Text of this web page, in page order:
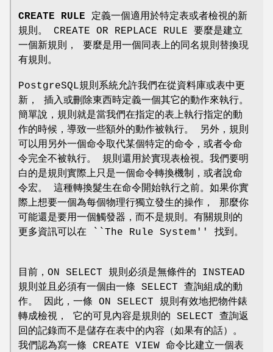
CREATE RULE 定義一個適用於特定表或者檢視的新
規則。 CREATE OR REPLACE RULE 要麼是建立
一個新規則， 要麼是用一個同表上的同名規則替換現
有規則。
PostgreSQL規則系統允許我們在從資料庫或表中更
新， 插入或刪除東西時定義一個其它的動作來執行。
簡單說，規則就是當我們在指定的表上執行指定的動
作的時候，導致一些額外的動作被執行。 另外，規則
可以用另外一個命令取代某個特定的命令，或者令命
令完全不被執行。 規則還用於實現表檢視。我們要明
白的是規則實際上只是一個命令轉換機制，或者說命
令宏。 這種轉換髮生在命令開始執行之前。如果你實
際上想要一個為每個物理行獨立發生的操作， 那麼你
可能還是要用一個觸發器，而不是規則。有關規則的
更多資訊可以在 ``The Rule System'' 找到。
目前，ON SELECT 規則必須是無條件的 INSTEAD
規則並且必須有一個由一條 SELECT 查詢組成的動
作。 因此，一條 ON SELECT 規則有效地把物件錶
轉成檢視， 它的可見內容是規則的 SELECT 查詢返
回的記錄而不是儲存在表中的內容（如果有的話）。
我們認為寫一條 CREATE VIEW 命令比建立一個表